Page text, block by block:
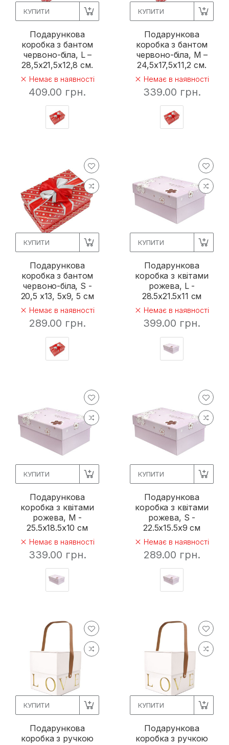
КУПИТИ
Подарункова
коробка з бантом
червоно-біла, L –
28,5х21,5х12,8 см.
Немає в наявності
409.00 грн.
КУПИТИ
Подарункова
коробка з бантом
червоно-біла, M –
24,5х17,5х11,2 см.
Немає в наявності
339.00 грн.
КУПИТИ
Подарункова
коробка з бантом
червоно-біла, S -
20,5 х13, 5х9, 5 см
Немає в наявності
289.00 грн.
КУПИТИ
Подарункова
коробка з квітами
рожева, L -
28.5х21.5х11 см
Немає в наявності
399.00 грн.
КУПИТИ
Подарункова
коробка з квітами
рожева, M -
25.5х18.5х10 см
Немає в наявності
339.00 грн.
КУПИТИ
Подарункова
коробка з квітами
рожева, S -
22.5х15.5х9 см
Немає в наявності
289.00 грн.
КУПИТИ
Подарункова
коробка з ручкою
КУПИТИ
Подарункова
коробка з ручкою